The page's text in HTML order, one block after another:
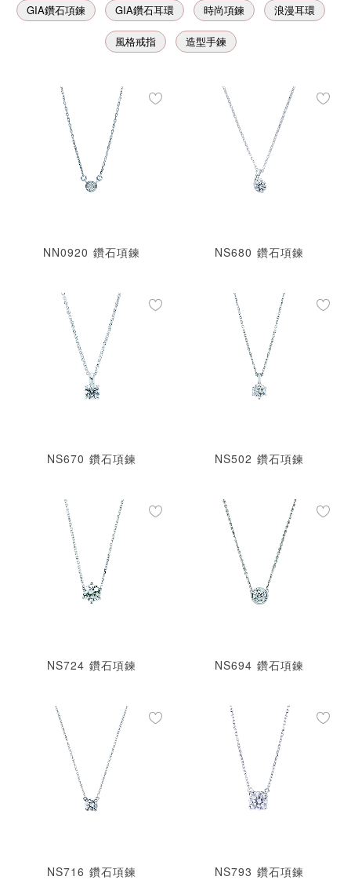
LANGUAGE
GIA鑽石項鍊 GIA鑽石耳環 時尚項鍊 浪漫耳環
風格戒指 造型手鍊
NN0920 鑽石項鍊 NS680 鑽石項鍊
NS670 鑽石項鍊 NS502 鑽石項鍊
NS724 鑽石項鍊 NS694 鑽石項鍊
NS716 鑽石項鍊 NS793 鑽石項鍊